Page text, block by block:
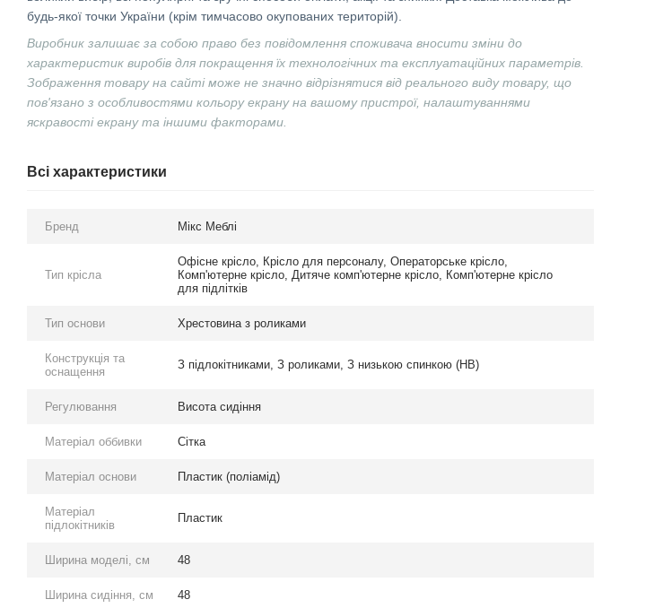
будь-якої точки України (крім тимчасово окупованих територій).
Виробник залишає за собою право без повідомлення споживача вносити зміни до
характеристик виробів для покращення їх технологічних та експлуатаційних параметрів.
Зображення товару на сайті може не значно відрізнятися від реального виду товару, що
пов'язано з особливостями кольору екрану на вашому пристрої, налаштуваннями
яскравості екрану та іншими факторами.
Всі характеристики
Бренд Мікс Меблі
Тип крісла
Офісне крісло, Крісло для персоналу, Операторське крісло,
Комп'ютерне крісло, Дитяче комп'ютерне крісло, Комп'ютерне крісло
для підлітків
Тип основи Хрестовина з роликами
Конструкція та
оснащення
З підлокітниками, З роликами, З низькою спинкою (HB)
Регулювання Висота сидіння
Матеріал оббивки Сітка
Матеріал основи Пластик (поліамід)
Матеріал
підлокітників
Пластик
Ширина моделі, см 48
Ширина сидіння, см 48